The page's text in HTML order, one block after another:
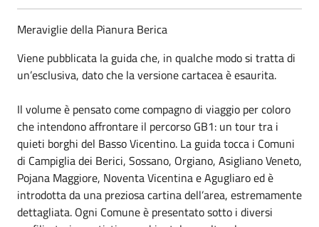
Meraviglie della Pianura Berica
Viene pubblicata la guida che, in qualche modo si tratta di
un’esclusiva, dato che la versione cartacea è esaurita.
Il volume è pensato come compagno di viaggio per coloro
che intendono affrontare il percorso GB1: un tour tra i
quieti borghi del Basso Vicentino. La guida tocca i Comuni
di Campiglia dei Berici, Sossano, Orgiano, Asigliano Veneto,
Pojana Maggiore, Noventa Vicentina e Agugliaro ed è
introdotta da una preziosa cartina dell’area, estremamente
dettagliata. Ogni Comune è presentato sotto i diversi